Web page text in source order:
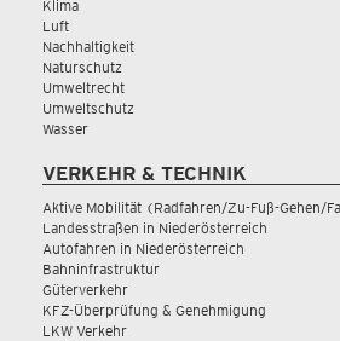
Klima
Luft
Nachhaltigkeit
Naturschutz
Umweltrecht
Umweltschutz
Wasser
VERKEHR & TECHNIK
Aktive Mobilität (Radfahren/Zu-Fuß-Gehen/
Landesstraßen in Niederösterreich
Autofahren in Niederösterreich
Bahninfrastruktur
Güterverkehr
KFZ-Überprüfung & Genehmigung
LKW Verkehr